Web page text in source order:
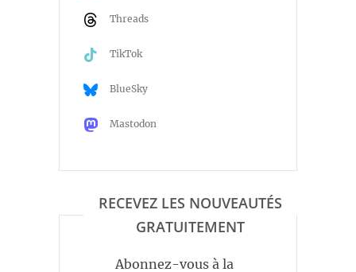
Threads
TikTok
BlueSky
Mastodon
RECEVEZ LES NOUVEAUTÉS
GRATUITEMENT
Abonnez-vous à la